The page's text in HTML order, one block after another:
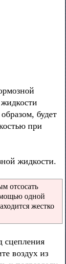
будет
при
жидкости.
отсосать
одной
жестко
воздух из